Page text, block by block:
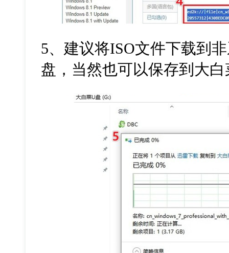
5、建议将ISO文件下载到
盘，当然也可以保存到大